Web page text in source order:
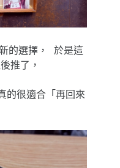
的選擇， 於是這
推了，
的很適合「再回來